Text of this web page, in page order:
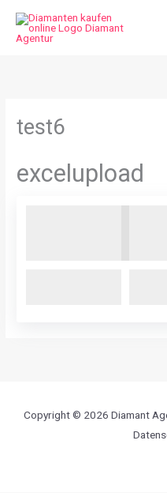
Inhalt
springen
test6
excelupload
Copyright © 2026 Diamant